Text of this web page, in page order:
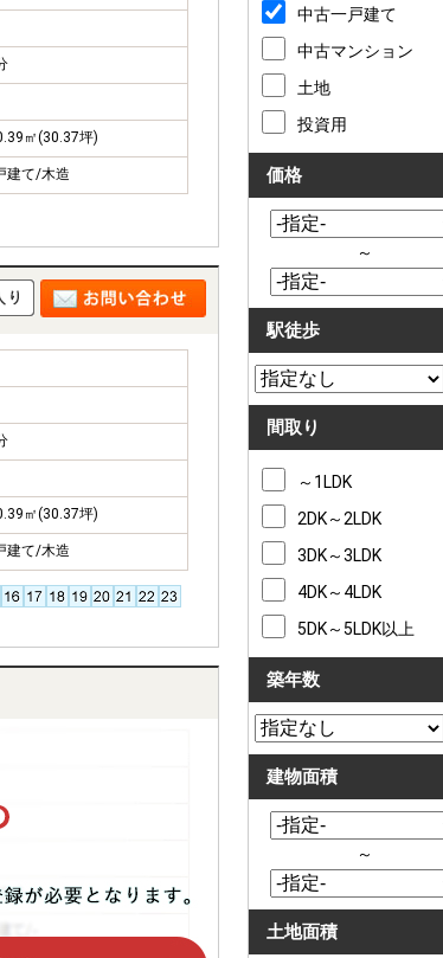
㎡(30.37坪)
建て/木造
㎡(30.37坪)
建て/木造
中古一戸建て
中古マンション
土地
投資用
価格
～
駅徒歩
間取り
～1LDK
2DK～2LDK
3DK～3LDK
4DK～4LDK
5DK～5LDK以上
築年数
建物面積
～
土地面積